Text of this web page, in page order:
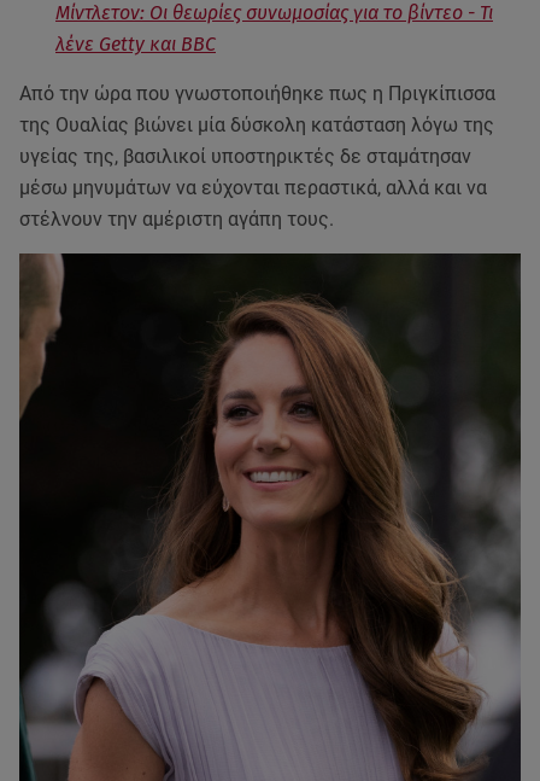
Μίντλετον: Οι θεωρίες συνωμοσίας για το βίντεο - Τι
λένε Getty και BBC
Από την ώρα που γνωστοποιήθηκε πως η Πριγκίπισσα
της Ουαλίας βιώνει μία δύσκολη κατάσταση λόγω της
υγείας της, βασιλικοί υποστηρικτές δε σταμάτησαν
μέσω μηνυμάτων να εύχονται περαστικά, αλλά και να
στέλνουν την αμέριστη αγάπη τους.